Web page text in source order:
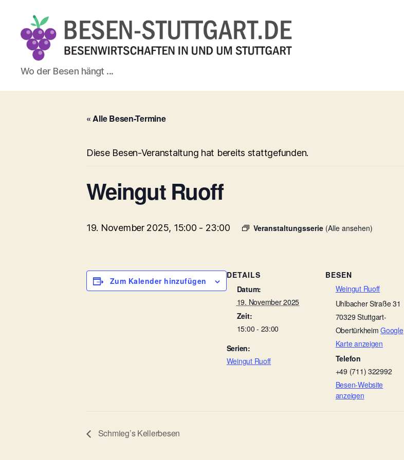
Besen-
Stuttgart.de
Wo der Besen hängt ...
« Alle Besen-Termine
Diese Besen-Veranstaltung hat bereits stattgefunden.
Weingut Ruoff
19. November 2025, 15:00 - 23:00 Veranstaltungsserie (Alle ansehen)
Zum Kalender hinzufügen
DETAILS
Datum:
19. November 2025
Zeit:
15:00 - 23:00
Serien:
Weingut Ruoff
BESEN
Weingut Ruoff
Uhlbacher Straße 31
70329 Stuttgart-
Obertürkheim Google
Karte anzeigen
Telefon
+49 (711) 322992
Besen-Website
anzeigen
Schmieg’s Kellerbesen